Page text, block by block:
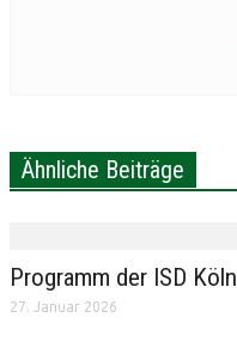
Ähnliche Beiträge
Programm der ISD Köln
27. Januar 2026